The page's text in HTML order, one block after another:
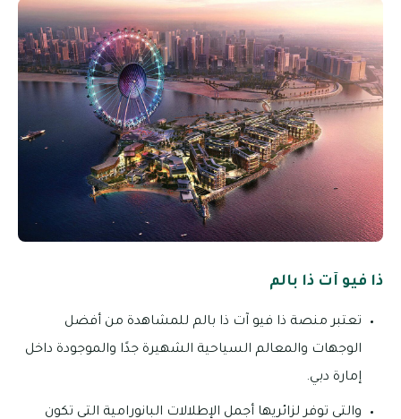
ذا فيو آت ذا بالم
تعتبر منصة ذا فيو آت ذا بالم للمشاهدة من أفضل
الوجهات والمعالم السياحية الشهيرة جدًا والموجودة داخل
إمارة دبي.
والتي توفر لزائريها أجمل الإطلالات البانورامية التي تكون